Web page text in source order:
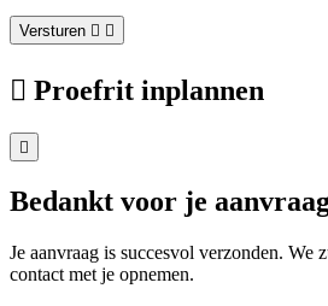
Versturen
Proefrit inplannen
Bedankt voor je
Je aanvraag is succesvol verzonden. We
contact met je opnemen.